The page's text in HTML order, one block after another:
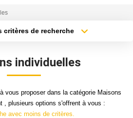
CONTACT
critères de recherche
individuelles
vous proposer dans la catégorie Maisons
, plusieurs options s'offrent à vous :
avec moins de critères.